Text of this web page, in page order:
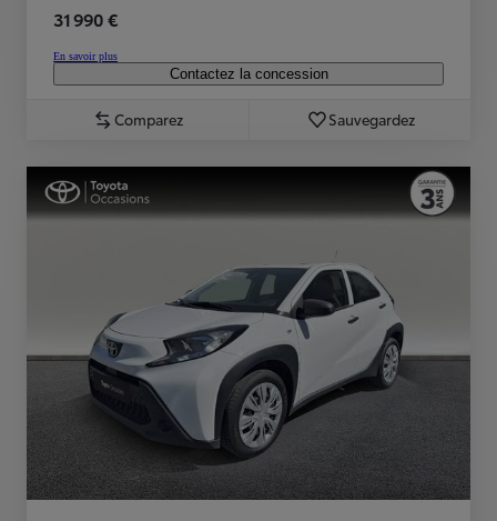
31 990 €
En savoir plus
Contactez la concession
Comparez Sauvegardez